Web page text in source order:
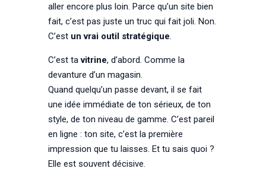
aller encore plus loin. Parce qu’un site bien
fait, c’est pas juste un truc qui fait joli. Non.
C’est un vrai outil stratégique.
C’est tavitrine, d’abord. Comme la
devanture d’un magasin.
Quand quelqu’un passe devant, il se fait
une idée immédiate de ton sérieux, de ton
style, de ton niveau de gamme. C’est pareil
en ligne : ton site, c’est la première
impression que tu laisses. Et tu sais quoi ?
Elle est souvent décisive.